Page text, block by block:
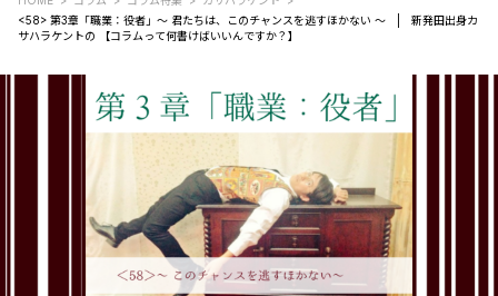
<58> 第3章「職業：役者」～ 君たちは、このチャンスを逃すほかない ～ | 新発田出身カ
サハラケントの 【コラムって何書けばいいんですか？】